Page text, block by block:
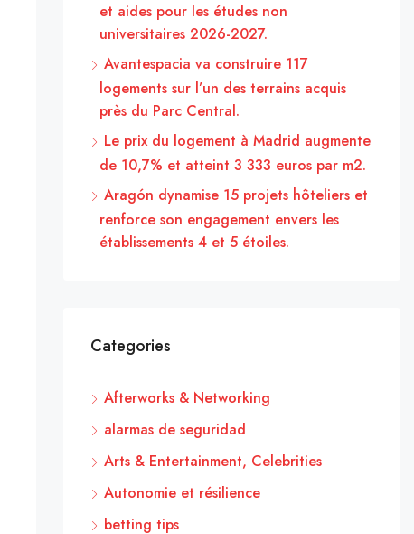
et aides pour les études non
universitaires 2026-2027.
Avantespacia va construire 117
logements sur l’un des terrains acquis
près du Parc Central.
Le prix du logement à Madrid augmente
de 10,7% et atteint 3 333 euros par m2.
Aragón dynamise 15 projets hôteliers et
renforce son engagement envers les
établissements 4 et 5 étoiles.
Categories
Afterworks & Networking
alarmas de seguridad
Arts & Entertainment, Celebrities
Autonomie et résilience
betting tips